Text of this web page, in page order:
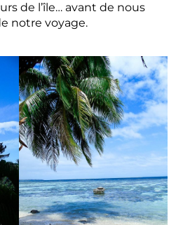
de l’île… avant de nous
notre voyage.